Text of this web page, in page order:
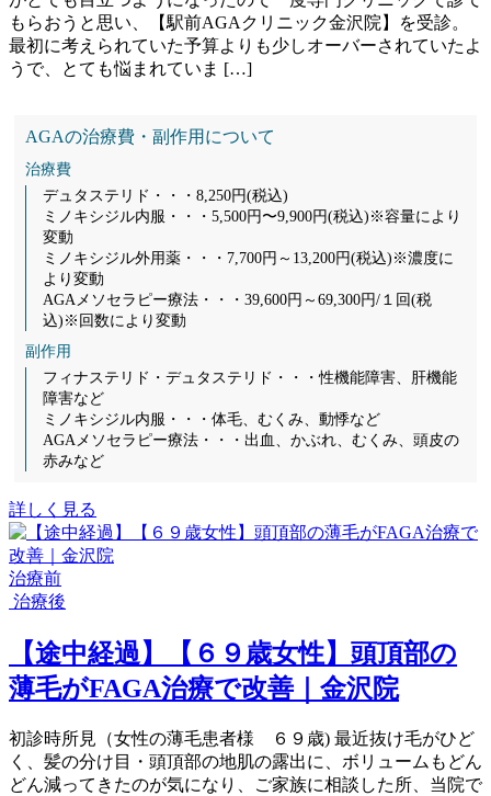
もらおうと思い、【駅前AGAクリニック金沢院】を受診。
最初に考えられていた予算よりも少しオーバーされていたよ
うで、とても悩まれていま […]
AGAの治療費・副作用について
治療費
デュタステリド・・・8,250円(税込)
ミノキシジル内服・・・5,500円〜9,900円(税込)※容量により
変動
ミノキシジル外用薬・・・7,700円～13,200円(税込)※濃度に
より変動
AGAメソセラピー療法・・・39,600円～69,300円/１回(税
込)※回数により変動
副作用
フィナステリド・デュタステリド・・・性機能障害、肝機能
障害など
ミノキシジル内服・・・体毛、むくみ、動悸など
AGAメソセラピー療法・・・出血、かぶれ、むくみ、頭皮の
赤みなど
詳しく見る
治療前
治療後
【途中経過】【６９歳女性】頭頂部の
薄毛がFAGA治療で改善｜金沢院
初診時所見（女性の薄毛患者様 ６９歳) 最近抜け毛がひど
く、髪の分け目・頭頂部の地肌の露出に、ボリュームもどん
どん減ってきたのが気になり、ご家族に相談した所、当院で